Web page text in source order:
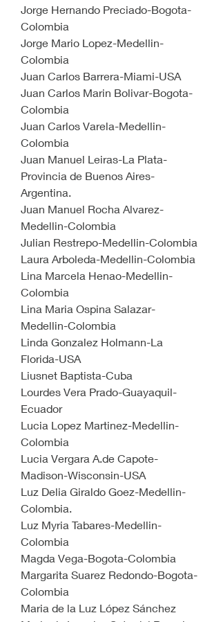
Jorge Hernando Preciado-Bogota-
Colombia
Jorge Mario Lopez-Medellin-
Colombia
Juan Carlos Barrera-Miami-USA
Juan Carlos Marin Bolivar-Bogota-
Colombia
Juan Carlos Varela-Medellin-
Colombia
Juan Manuel Leiras-La Plata-
Provincia de Buenos Aires-
Argentina.
Juan Manuel Rocha Alvarez-
Medellin-Colombia
Julian Restrepo-Medellin-Colombia
Laura Arboleda-Medellin-Colombia
Lina Marcela Henao-Medellin-
Colombia
Lina Maria Ospina Salazar-
Medellin-Colombia
Linda Gonzalez Holmann-La
Florida-USA
Liusnet Baptista-Cuba
Lourdes Vera Prado-Guayaquil-
Ecuador
Lucia Lopez Martinez-Medellin-
Colombia
Lucia Vergara A.de Capote-
Madison-Wisconsin-USA
Luz Delia Giraldo Goez-Medellin-
Colombia.
Luz Myria Tabares-Medellin-
Colombia
Magda Vega-Bogota-Colombia
Margarita Suarez Redondo-Bogota-
Colombia
Maria de la Luz López Sánchez